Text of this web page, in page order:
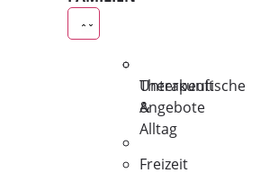
Unterkunft
&
Alltag
Therapeutische
Angebote
Freizeit